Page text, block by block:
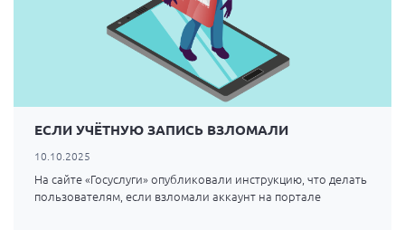
ЕСЛИ УЧЁТНУЮ ЗАПИСЬ ВЗЛОМАЛИ
10.10.2025
На сайте «Госуслуги» опубликовали инструкцию, что делать
пользователям, если взломали аккаунт на портале